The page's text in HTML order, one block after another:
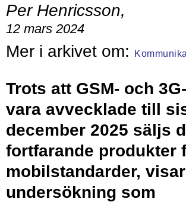
Per Henricsson,
12 mars 2024
Trots att GSM- och
vara avvecklade till
december 2025 säljs
fortfarande produkter
mobilstandarder,
undersökning som